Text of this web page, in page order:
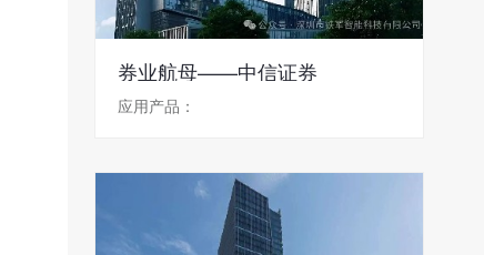
券业航母——中信证券
应用产品：